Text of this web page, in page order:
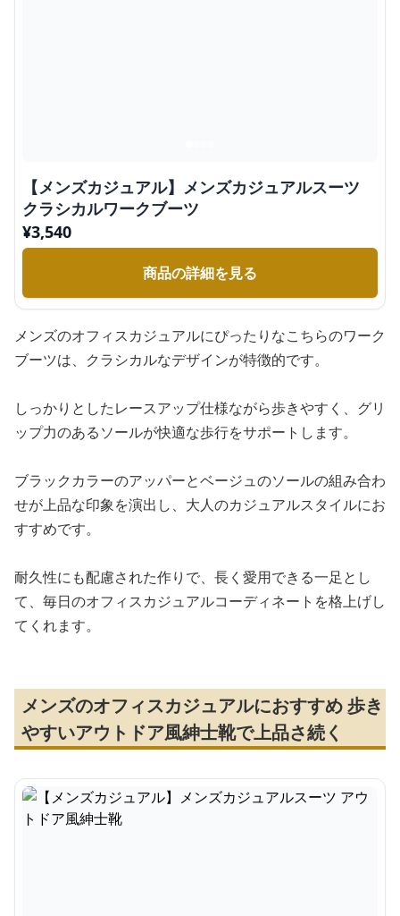
【メンズカジュアル】メンズカジュアルスーツ
クラシカルワークブーツ
¥3,540
商品の詳細を見る
メンズのオフィスカジュアルにぴったりなこちらのワーク
ブーツは、クラシカルなデザインが特徴的です。
しっかりとしたレースアップ仕様ながら歩きやすく、グリ
ップ力のあるソールが快適な歩行をサポートします。
ブラックカラーのアッパーとベージュのソールの組み合わ
せが上品な印象を演出し、大人のカジュアルスタイルにお
すすめです。
耐久性にも配慮された作りで、長く愛用できる一足とし
て、毎日のオフィスカジュアルコーディネートを格上げし
てくれます。
メンズのオフィスカジュアルにおすすめ 歩き
やすいアウトドア風紳士靴で上品さ続く